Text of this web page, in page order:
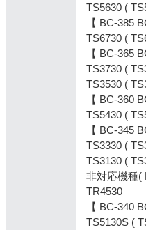
TS5630 (
【 BC-385
TS6730 (
【 BC-365
TS3730 (
TS3530 (
【 BC-360
TS5430 (
【 BC-345
TS3330 (
TS3130 (
非対応機種(
TR4530
【 BC-340
TS5130S (